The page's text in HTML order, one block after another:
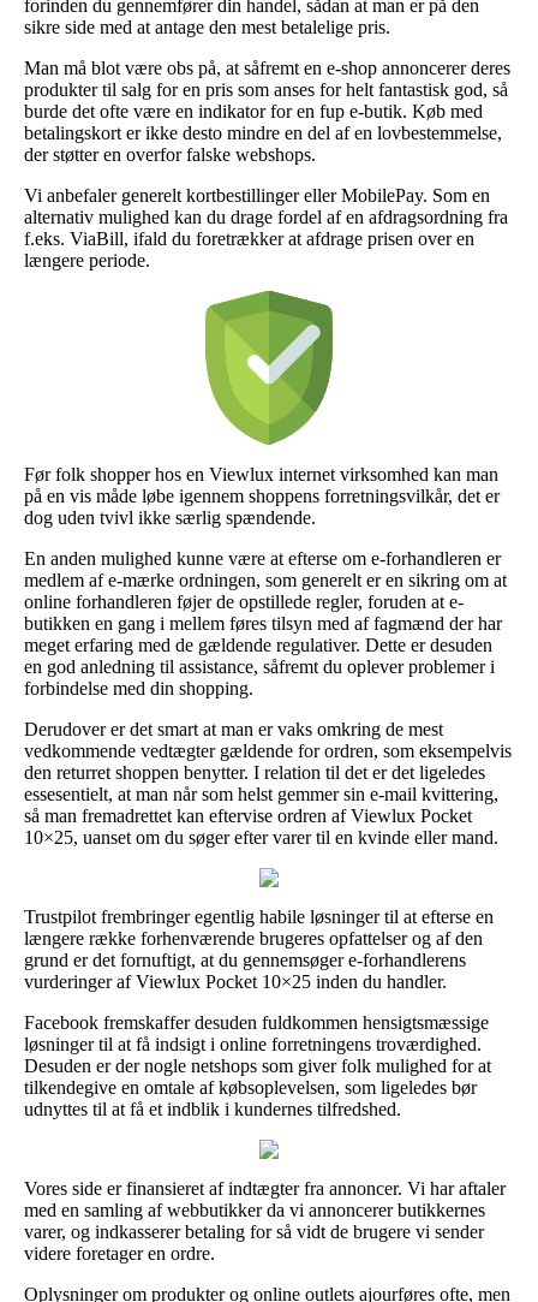
forinden du gennemfører din handel, sådan at man er på den
sikre side med at antage den mest betalelige pris.
Man må blot være obs på, at såfremt en e-shop annoncerer deres
produkter til salg for en pris som anses for helt fantastisk god, så
burde det ofte være en indikator for en fup e-butik. Køb med
betalingskort er ikke desto mindre en del af en lovbestemmelse,
der støtter en overfor falske webshops.
Vi anbefaler generelt kortbestillinger eller MobilePay. Som en
alternativ mulighed kan du drage fordel af en afdragsordning fra
f.eks. ViaBill, ifald du foretrækker at afdrage prisen over en
længere periode.
Før folk shopper hos en Viewlux internet virksomhed kan man
på en vis måde løbe igennem shoppens forretningsvilkår, det er
dog uden tvivl ikke særlig spændende.
En anden mulighed kunne være at efterse om e-forhandleren er
medlem af e-mærke ordningen, som generelt er en sikring om at
online forhandleren føjer de opstillede regler, foruden at e-
butikken en gang i mellem føres tilsyn med af fagmænd der har
meget erfaring med de gældende regulativer. Dette er desuden
en god anledning til assistance, såfremt du oplever problemer i
forbindelse med din shopping.
Derudover er det smart at man er vaks omkring de mest
vedkommende vedtægter gældende for ordren, som eksempelvis
den returret shoppen benytter. I relation til det er det ligeledes
essesentielt, at man når som helst gemmer sin e-mail kvittering,
så man fremadrettet kan eftervise ordren af Viewlux Pocket
10×25, uanset om du søger efter varer til en kvinde eller mand.
Trustpilot frembringer egentlig habile løsninger til at efterse en
længere række forhenværende brugeres opfattelser og af den
grund er det fornuftigt, at du gennemsøger e-forhandlerens
vurderinger af Viewlux Pocket 10×25 inden du handler.
Facebook fremskaffer desuden fuldkommen hensigtsmæssige
løsninger til at få indsigt i online forretningens troværdighed.
Desuden er der nogle netshops som giver folk mulighed for at
tilkendegive en omtale af købsoplevelsen, som ligeledes bør
udnyttes til at få et indblik i kundernes tilfredshed.
Vores side er finansieret af indtægter fra annoncer. Vi har aftaler
med en samling af webbutikker da vi annoncerer butikkernes
varer, og indkasserer betaling for så vidt de brugere vi sender
videre foretager en ordre.
Oplysninger om produkter og online outlets ajourføres ofte, men